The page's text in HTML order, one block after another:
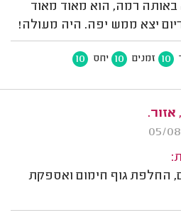
באותה רמה, הוא מאוד מאוד
יצא ממש יפה. היה מעולה!
10 זמנים 10 יחס 10
אזור.
החלפת גוף חימום ואספקת